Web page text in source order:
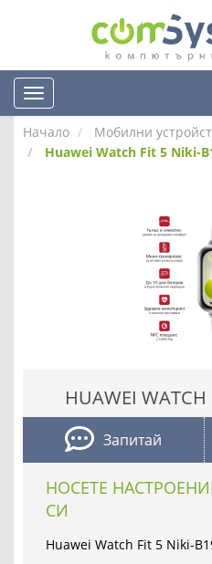
Начало Мобилни
Huawei Watch Fit 5 Niki-
HUAWEI
Запитай
НОСЕТЕ
СИ
Huawei Watch Fit 5 Niki-